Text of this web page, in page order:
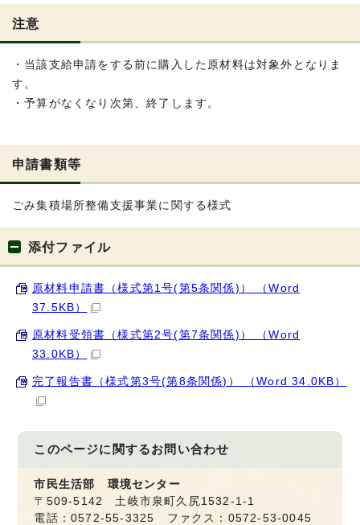
注意
・当該支給申請をする前に購入した原材料は対象外となりま
す。
・予算がなくなり次第、終了します。
申請書類等
ごみ集積場所整備支援事業に関する様式
添付ファイル
原材料申請書（様式第1号(第5条関係)） （Word
37.5KB）
原材料受領書（様式第2号(第7条関係)） （Word
33.0KB）
完了報告書（様式第3号(第8条関係)） （Word 34.0KB）
このページに関するお問い合わせ
市民生活部 環境センター
〒509-5142 土岐市泉町久尻1532-1-1
電話：0572-55-3325 ファクス：0572-53-0045